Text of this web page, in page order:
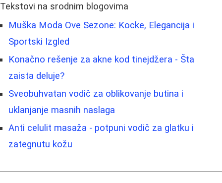
Tekstovi na srodnim blogovima
Muška Moda Ove Sezone: Kocke, Elegancija i
Sportski Izgled
Konačno rešenje za akne kod tinejdžera - Šta
zaista deluje?
Sveobuhvatan vodič za oblikovanje butina i
uklanjanje masnih naslaga
Anti celulit masaža - potpuni vodič za glatku i
zategnutu kožu